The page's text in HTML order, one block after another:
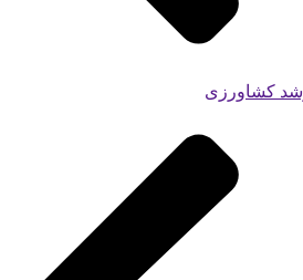
کشاورزی